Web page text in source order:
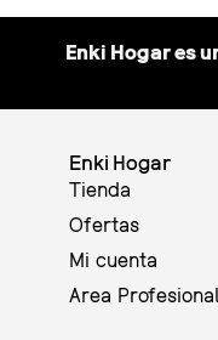
Enki Hogar es
Enki Hogar
Tienda
Ofertas
Mi cuenta
Area Profesional